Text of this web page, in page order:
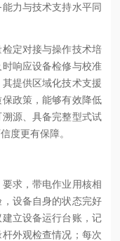
力与技术支持水平同
定对接与操作技术培
响应设备检修与校准
提供区域化技术支援
政策，能够有效降低
源、具备完整型式试
度更有保障。
求，带电作业用核相
设备自身的状态完好
立设备运行台账，记
外观检查情况；每次